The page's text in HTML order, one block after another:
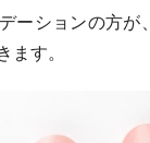
ーションの方が
ます。